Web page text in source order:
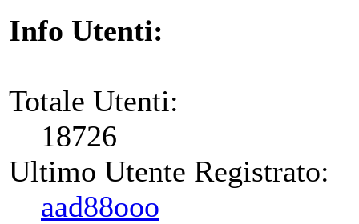
Info Utenti:
Totale Utenti:
18726
Ultimo Utente Registrato:
aad88ooo